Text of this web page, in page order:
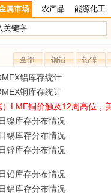
属市场 农产品 能源化工
全部 铜铝 铅锌
铝库存统计
铜库存统计
）LME铜价触及12周高位，
镍库存分布情况
锡库存分布情况
锌库存分布情况
铅库存分布情况
铝库存分布情况